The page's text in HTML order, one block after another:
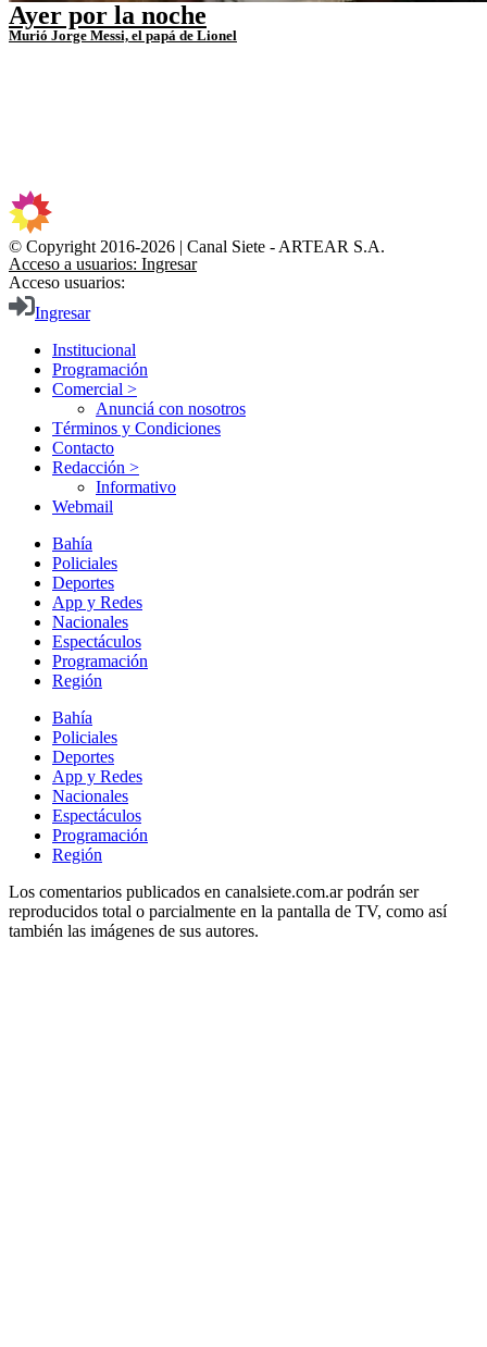
Ayer por la noche
Murió Jorge Messi, el papá de Lionel
© Copyright 2016-2026 | Canal Siete - ARTEAR S.A.
Acceso a usuarios: Ingresar
Acceso usuarios:
Ingresar
Institucional
Programación
Comercial >
Anunciá con nosotros
Términos y Condiciones
Contacto
Redacción >
Informativo
Webmail
Bahía
Policiales
Deportes
App y Redes
Nacionales
Espectáculos
Programación
Región
Bahía
Policiales
Deportes
App y Redes
Nacionales
Espectáculos
Programación
Región
Los comentarios publicados en canalsiete.com.ar podrán ser
reproducidos total o parcialmente en la pantalla de TV, como así
también las imágenes de sus autores.